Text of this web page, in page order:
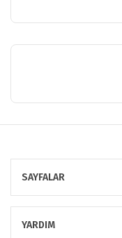
SAYFALAR
YARDIM